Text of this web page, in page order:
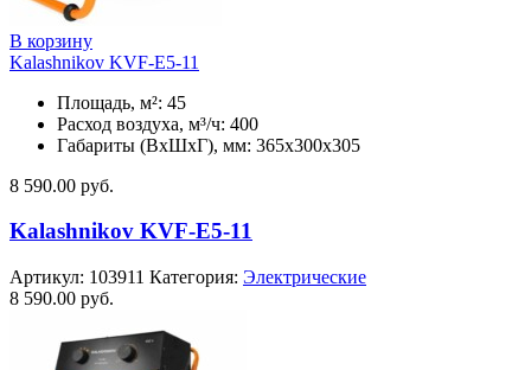
В корзину
Kalashnikov KVF-E5-11
Площадь, м²: 45
Расход воздуха, м³/ч: 400
Габариты (ВхШхГ), мм: 365x300x305
8 590.00 руб.
Kalashnikov KVF-E5-11
Артикул: 103911 Категория: Электрические
8 590.00 руб.